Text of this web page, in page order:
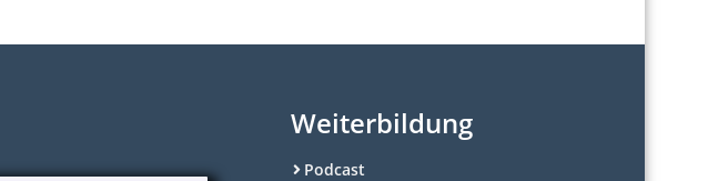
Weiterbildung
Podcast